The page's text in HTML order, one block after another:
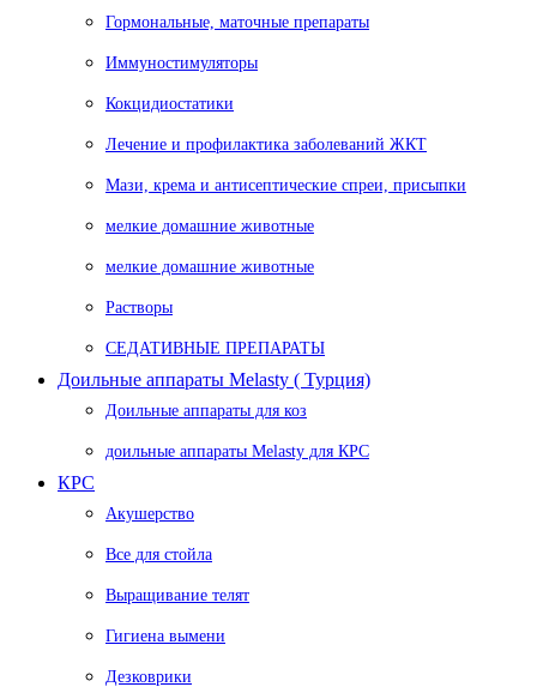
Гормональные, маточные препараты
Иммуностимуляторы
Кокцидиостатики
Лечение и профилактика заболеваний ЖКТ
Мази, крема и антисептические спреи, присыпки
мелкие домашние животные
мелкие домашние животные
Растворы
СЕДАТИВНЫЕ ПРЕПАРАТЫ
Доильные аппараты Melasty ( Турция)
Доильные аппараты для коз
доильные аппараты Melasty для КРС
КРС
Акушерство
Все для стойла
Выращивание телят
Гигиена вымени
Дезковрики